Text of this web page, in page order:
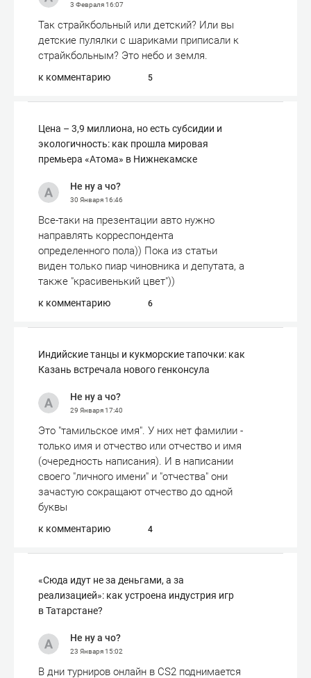
3 Февраля16:07
Так страйкбольный или детский? Или вы
детские пулялки с шариками приписали к
страйкбольным? Это небо и земля.
к комментарию 5
Цена – 3,9 миллиона, но есть субсидии и
экологичность: как прошла мировая
премьера «Атома» в Нижнекамске
Не ну а чо?
30 Января16:46
Все-таки на презентации авто нужно
направлять корреспондента
определенного пола)) Пока из статьи
виден только пиар чиновника и депутата, а
также "красивенький цвет"))
к комментарию 6
Индийские танцы и кукморские тапочки: как
Казань встречала нового генконсула
Не ну а чо?
29 Января17:40
Это "тамильское имя". У них нет фамилии -
только имя и отчество или отчество и имя
(очередность написания). И в написании
своего "личного имени" и "отчества" они
зачастую сокращают отчество до одной
буквы
к комментарию 4
«Сюда идут не за деньгами, а за
реализацией»: как устроена индустрия игр
в Татарстане?
Не ну а чо?
23 Января15:02
В дни турниров онлайн в CS2 поднимается